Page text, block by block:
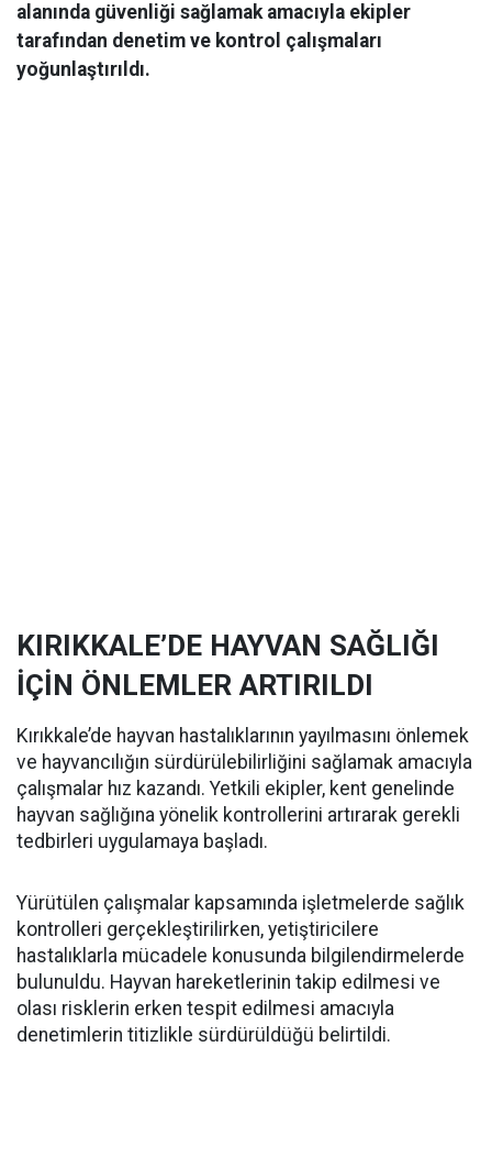
alanında güvenliği sağlamak amacıyla ekipler
tarafından denetim ve kontrol çalışmaları
yoğunlaştırıldı.
KIRIKKALE’DE HAYVAN SAĞLIĞI
İÇİN ÖNLEMLER ARTIRILDI
Kırıkkale’de hayvan hastalıklarının yayılmasını önlemek
ve hayvancılığın sürdürülebilirliğini sağlamak amacıyla
çalışmalar hız kazandı. Yetkili ekipler, kent genelinde
hayvan sağlığına yönelik kontrollerini artırarak gerekli
tedbirleri uygulamaya başladı.
Yürütülen çalışmalar kapsamında işletmelerde sağlık
kontrolleri gerçekleştirilirken, yetiştiricilere
hastalıklarla mücadele konusunda bilgilendirmelerde
bulunuldu. Hayvan hareketlerinin takip edilmesi ve
olası risklerin erken tespit edilmesi amacıyla
denetimlerin titizlikle sürdürüldüğü belirtildi.